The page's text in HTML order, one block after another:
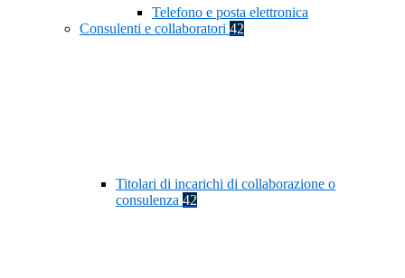
Telefono e posta elettronica
Consulenti e collaboratori 42
Titolari di incarichi di collaborazione o
consulenza 42